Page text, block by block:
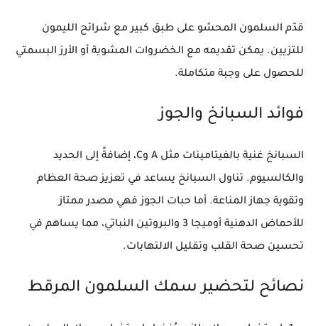
قدّم السلمون المحشو على طبق كبير مع شرائح الليمون
للتزيين. يمكن تقديمه مع الخضروات المشوية أو الأرز البسمتي
للحصول على وجبة متكاملة.
فوائد السبانخ والجوز
السبانخ
غنية بالفيتامينات مثل A وC، إضافةً إلى الحديد
والكالسيوم. تناول السبانخ يساعد في تعزيز صحة العظام
وتقوية جهاز المناعة. أما حبات الجوزفهي مصدر ممتاز
للأحماض الدهنية أوميجا 3 والبروتين النباتي، مما يساهم في
تحسين صحة القلب وتقليل الالتهابات.
نصائح لتحضير سمك السلمون المرقط